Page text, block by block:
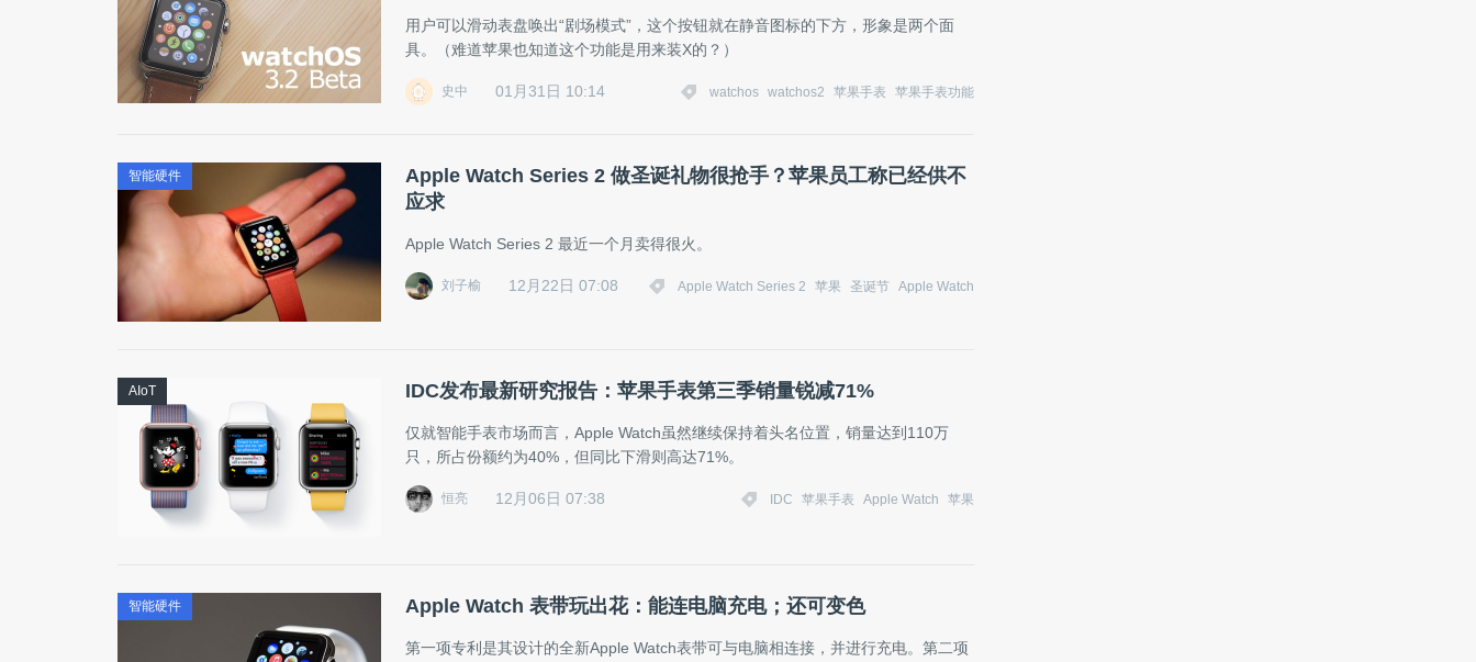
用户可以滑动表盘唤出“剧场模式”，这个按钮就在静音图标的下方，形象是两个面
具。（难道苹果也知道这个功能是用来装X的？）
史中 01月31日 10:14 watchos watchos2 苹果手表 苹果手表功能
智能硬件
Apple Watch Series 2 做圣诞礼物很抢手？苹果员工称已经供不
应求
Apple Watch Series 2 最近一个月卖得很火。
刘子榆 12月22日 07:08 Apple Watch Series 2 苹果 圣诞节 Apple Watch
AIoT IDC发布最新研究报告：苹果手表第三季销量锐减71%
仅就智能手表市场而言，Apple Watch虽然继续保持着头名位置，销量达到110万
只，所占份额约为40%，但同比下滑则高达71%。
恒亮 12月06日 07:38 IDC 苹果手表 Apple Watch 苹果
智能硬件 Apple Watch 表带玩出花：能连电脑充电；还可变色
第一项专利是其设计的全新Apple Watch表带可与电脑相连接，并进行充电。第二项